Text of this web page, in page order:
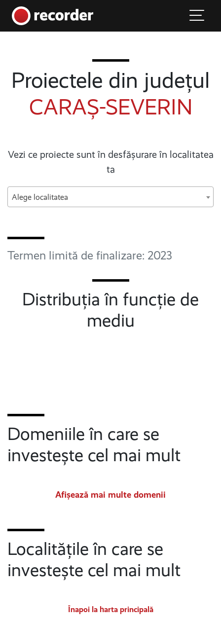
Main Navigation
Proiectele din județul
CARAȘ-SEVERIN
Vezi ce proiecte sunt în desfășurare în localitatea
ta
Alege localitatea
Termen limită de finalizare: 2023
Distribuția în funcție de
mediu
Domeniile în care se
investește cel mai mult
Afișează mai multe domenii
Localitățile în care se
investește cel mai mult
Înapoi la harta principală